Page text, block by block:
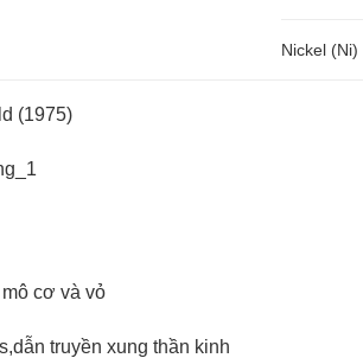
Nickel (Ni)
(1975)
cơ và vỏ
truyền xung thần kinh